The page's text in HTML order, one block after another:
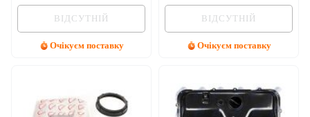
ВІДСУТНІЙ
Очікуєм поставку
ВІДСУТНІЙ
Очікуєм поставку